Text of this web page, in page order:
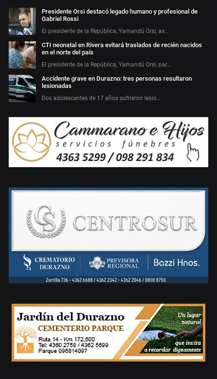
Presidente Orsi destacó legado humano y profesional de
Gabriel Rossi
El presidente de la República, Yamandú Orsi, as…
CTI neonatal en Rivera evitará traslados de recién nacidos
en el norte del país
El presidente de la República, Yamandú Orsi, par…
Accidente grave en Durazno: tres personas resultaron
lesionadas
Dos adolescentes de 17 años sufrieron lesio…